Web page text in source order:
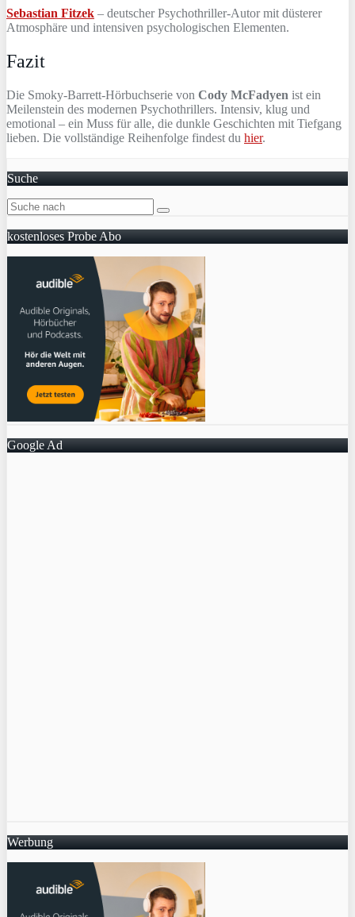
Sebastian Fitzek – deutscher Psychothriller-Autor mit düsterer
Atmosphäre und intensiven psychologischen Elementen.
Fazit
Die Smoky-Barrett-Hörbuchserie von Cody McFadyen ist ein
Meilenstein des modernen Psychothrillers. Intensiv, klug und
emotional – ein Muss für alle, die dunkle Geschichten mit Tiefgang
lieben. Die vollständige Reihenfolge findest du hier.
Suche
kostenloses Probe Abo
Google Ad
Werbung